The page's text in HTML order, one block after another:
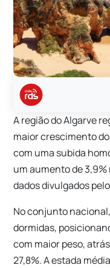
A região doAlgarve
maior crescimento
com uma subida
um aumento de
dados divulgados pelo
No conjunto
dormidas,
com maior peso,
27,8%. A estada